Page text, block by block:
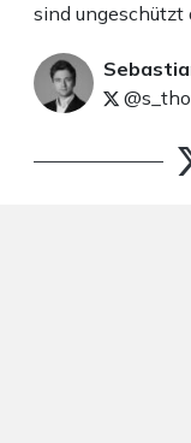
sind ungeschützt